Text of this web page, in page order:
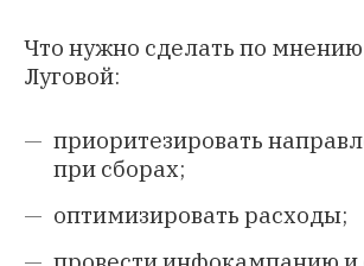
Что нужно сделать по
Луговой:
приоритезировать
при сборах;
оптимизировать расходы;